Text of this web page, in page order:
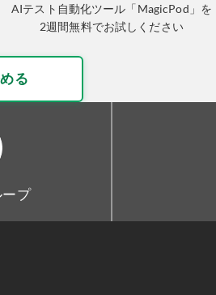
AIテスト自動化ツール「MagicPod」を
2週間無料でお試しください
る
ープ